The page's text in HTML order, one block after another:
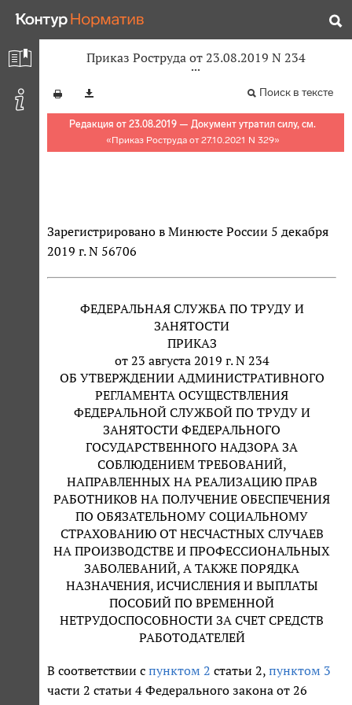
Приказ Роструда от 23.08.2019 N 234
Поиск в тексте
Редакция от 23.08.2019 — Документ утратил силу, см.
«Приказ Роструда от 27.10.2021 N 329»
Зарегистрировано в Минюсте России 5 декабря
2019 г. N 56706
ФЕДЕРАЛЬНАЯ СЛУЖБА ПО ТРУДУ И
ЗАНЯТОСТИ
ПРИКАЗ
от 23 августа 2019 г. N 234
ОБ УТВЕРЖДЕНИИ АДМИНИСТРАТИВНОГО
РЕГЛАМЕНТА ОСУЩЕСТВЛЕНИЯ
ФЕДЕРАЛЬНОЙ СЛУЖБОЙ ПО ТРУДУ И
ЗАНЯТОСТИ ФЕДЕРАЛЬНОГО
ГОСУДАРСТВЕННОГО НАДЗОРА ЗА
СОБЛЮДЕНИЕМ ТРЕБОВАНИЙ,
НАПРАВЛЕННЫХ НА РЕАЛИЗАЦИЮ ПРАВ
РАБОТНИКОВ НА ПОЛУЧЕНИЕ ОБЕСПЕЧЕНИЯ
ПО ОБЯЗАТЕЛЬНОМУ СОЦИАЛЬНОМУ
СТРАХОВАНИЮ ОТ НЕСЧАСТНЫХ СЛУЧАЕВ
НА ПРОИЗВОДСТВЕ И ПРОФЕССИОНАЛЬНЫХ
ЗАБОЛЕВАНИЙ, А ТАКЖЕ ПОРЯДКА
НАЗНАЧЕНИЯ, ИСЧИСЛЕНИЯ И ВЫПЛАТЫ
ПОСОБИЙ ПО ВРЕМЕННОЙ
НЕТРУДОСПОСОБНОСТИ ЗА СЧЕТ СРЕДСТВ
РАБОТОДАТЕЛЕЙ
В соответствии с пунктом 2 статьи 2, пунктом 3
части 2 статьи 4 Федерального закона от 26